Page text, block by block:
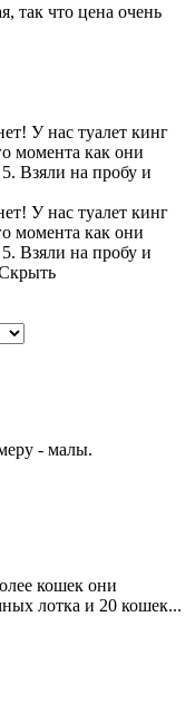
так что цена очень
У нас туалет кинг
момента как они
Взяли на пробу и
У нас туалет кинг
момента как они
Взяли на пробу и
- малы.
кошек они
лотка и 20 кошек...